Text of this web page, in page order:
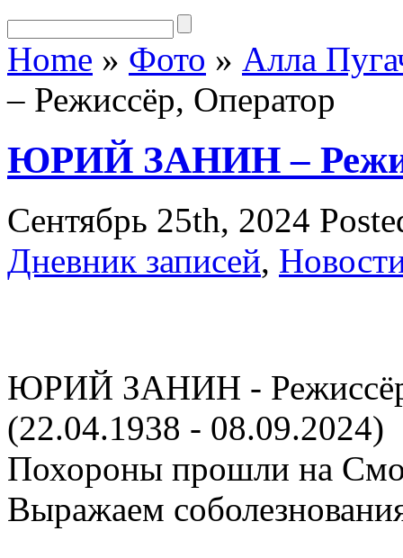
Home » Фото » Алла
– Режиссёр, Оператор
ЮРИЙ ЗАНИН –
Сентябрь 25th, 2024
Дневник записей,
ЮРИЙ ЗАНИН -
(22.04.1938 - 08.09.2024)
Похороны прошли на
Выражаем